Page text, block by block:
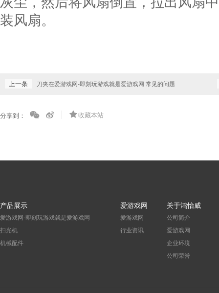
装风扇。
上一条 刀夹在爱游戏网-即刻玩游戏就是爱游戏网 常见的问题
分享到： 收藏本站
产品展示
爱游戏网-即刻玩游戏就是爱游戏网
扫光机
机械配件
爱游戏网
爱游戏网
行业资讯
关于鸿怡威
公司简介
爱游戏网
企业环境
公司荣誉